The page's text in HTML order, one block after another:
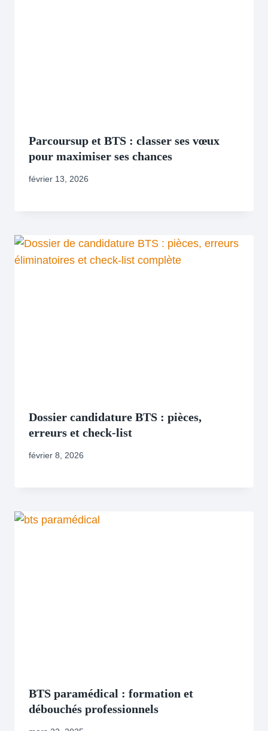
Parcoursup et BTS : classer ses vœux
pour maximiser ses chances
février 13, 2026
Dossier candidature BTS : pièces,
erreurs et check-list
février 8, 2026
BTS paramédical : formation et
débouchés professionnels